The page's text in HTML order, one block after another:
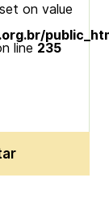
on value
line 235